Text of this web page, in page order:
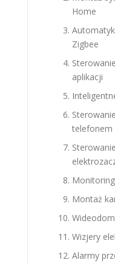
Home
Zigbee
aplikacji
telefonem
Montaż
Wizjery
Alarmy